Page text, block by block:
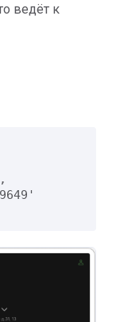
ведёт к